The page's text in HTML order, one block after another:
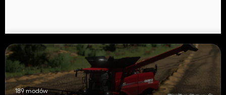
189 modów